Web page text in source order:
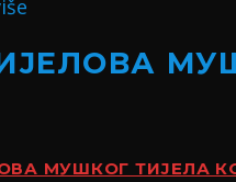
МУШКОГ ТИЈЕЛА